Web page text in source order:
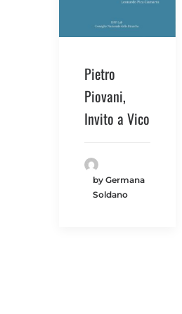
Pietro
Piovani,
Invito a Vico
by Germana
Soldano